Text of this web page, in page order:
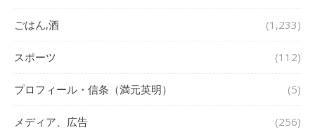
ごはん,酒 (1,233)
スポーツ (112)
プロフィール・信条（満元英明） (5)
メディア、広告 (256)